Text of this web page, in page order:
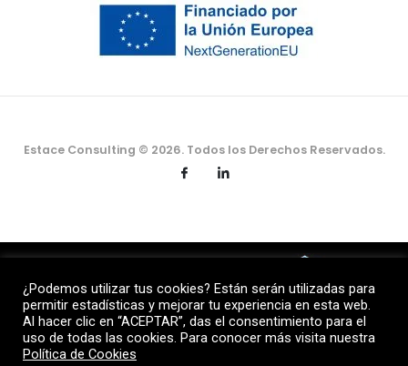
Estace Consulting © 2026. Todos los Derechos Reservados.
¿Podemos utilizar tus cookies? Están serán utilizadas para
permitir estadísticas y mejorar tu experiencia en esta web.
Al hacer clic en “ACEPTAR”, das el consentimiento para el
uso de todas las cookies. Para conocer más visita nuestra
Política de Cookies